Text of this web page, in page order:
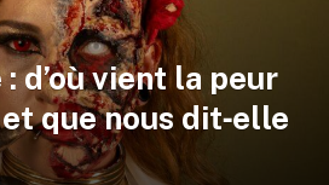
d’où vient la peur
que nous dit‑elle